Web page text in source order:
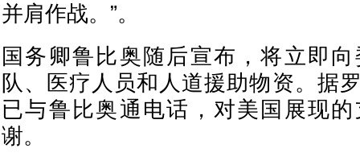
并肩作战。”。
国务卿鲁比奥随后宣布，将立即
队、医疗人员和人道援助物资。据
已与鲁比奥通电话，对美国展现
谢。